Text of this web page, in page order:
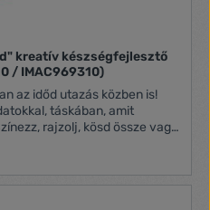
kreatív készségfejlesztő
(969310 / IMAC969310)
táskában, amit
rajzolj, kösd össze vagy
ajánlott
táska (236×166×25 mm);